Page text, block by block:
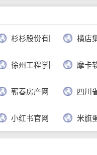
杉杉股份有限公司 横店
公司
徐州工程学院 摩卡
蕲春房产网 四川
小红书官网 米旗